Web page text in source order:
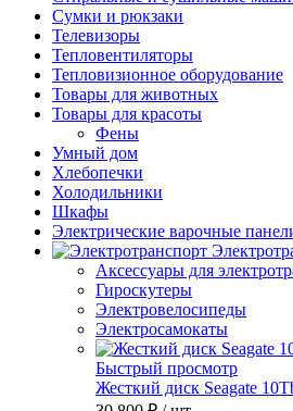
Сумки и рюкзаки
Телевизоры
Тепловентиляторы
Тепловизионное оборудование
Товары для животных
Товары для красоты
Фены
Умный дом
Хлебопечки
Холодильники
Шкафы
Электрические варочные
Аксессуары для
Гироскутеры
Электровелосипеды
Электросамокаты
Быстрый просмотр
Жесткий диск Seagate